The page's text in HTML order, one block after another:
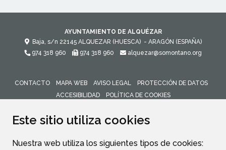
Este sitio utiliza cookies
Nuestra web utiliza los siguientes tipos de cookies:
AYUNTAMIENTO DE ALQUÉZAR
Baja, s/n 22145 ALQUEZAR (HUESCA) - ARAGÓN (ESPAÑA)
974 318 960
974 318 960 alquezar@somontano.org
CONTACTO MAPA WEB AVISO LEGAL
PROTECCIÓN DE DATOS
ACCESIBILIDAD
POLÍTICA DE COOKIES